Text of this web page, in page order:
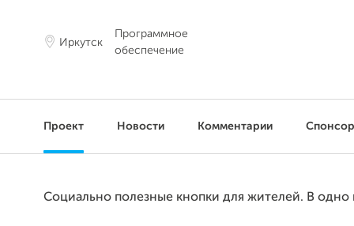
Иркутск
Программное
обеспечение
Проект Новости Комментарии
Социально полезные кнопки для жителей. В одно